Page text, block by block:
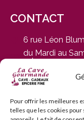
Pour offrir les meilleures
telles que les cookies
CONTACT
6 rue Léon
du Mardi au
19h
03 28 65 01 92